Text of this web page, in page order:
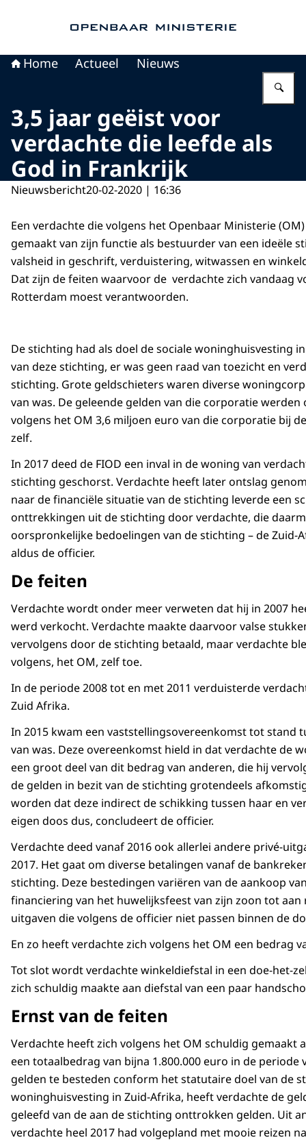
Home Actueel Nieuws
3,5 jaar geëist voor
verdachte die leefde als
God in Frankrijk
Nieuwsbericht20-02-2020 | 16:36
Een verdachte die volgens het Openbaar Ministerie
gemaakt van zijn functie als bestuurder van een ideële
valsheid in geschrift, verduistering, witwassen en
Dat zijn de feiten waarvoor de verdachte zich vandaag
Rotterdam moest verantwoorden.
De stichting had als doel de sociale woninghuisvesting
van deze stichting, er was geen raad van toezicht en
stichting. Grote geldschieters waren diverse
van was. De geleende gelden van die corporatie
volgens het OM 3,6 miljoen euro van die corporatie bij
zelf.
In 2017 deed de FIOD een inval in de woning van
stichting geschorst. Verdachte heeft later ontslag
naar de financiële situatie van de stichting leverde een
onttrekkingen uit de stichting door verdachte, die
oorspronkelijke bedoelingen van de stichting – de
aldus de officier.
De feiten
Verdachte wordt onder meer verweten dat hij in 2007
werd verkocht. Verdachte maakte daarvoor valse
vervolgens door de stichting betaald, maar verdachte
volgens, het OM, zelf toe.
In de periode 2008 tot en met 2011 verduisterde
Zuid Afrika.
In 2015 kwam een vaststellingsovereenkomst tot
van was. Deze overeenkomst hield in dat verdachte de
een groot deel van dit bedrag van anderen, die hij
de gelden in bezit van de stichting grotendeels
worden dat deze indirect de schikking tussen haar en
eigen doos dus, concludeert de officier.
Verdachte deed vanaf 2016 ook allerlei andere privé-
2017. Het gaat om diverse betalingen vanaf de
stichting. Deze bestedingen variëren van de aankoop
financiering van het huwelijksfeest van zijn zoon tot
uitgaven die volgens de officier niet passen binnen de
En zo heeft verdachte zich volgens het OM een bedrag
Tot slot wordt verdachte winkeldiefstal in een doe-het-
zich schuldig maakte aan diefstal van een paar
Ernst van de feiten
Verdachte heeft zich volgens het OM schuldig
een totaalbedrag van bijna 1.800.000 euro in de
gelden te besteden conform het statutaire doel van de
woninghuisvesting in Zuid-Afrika, heeft verdachte de
geleefd van de aan de stichting onttrokken gelden. Uit
verdachte heel 2017 had volgepland met mooie reizen